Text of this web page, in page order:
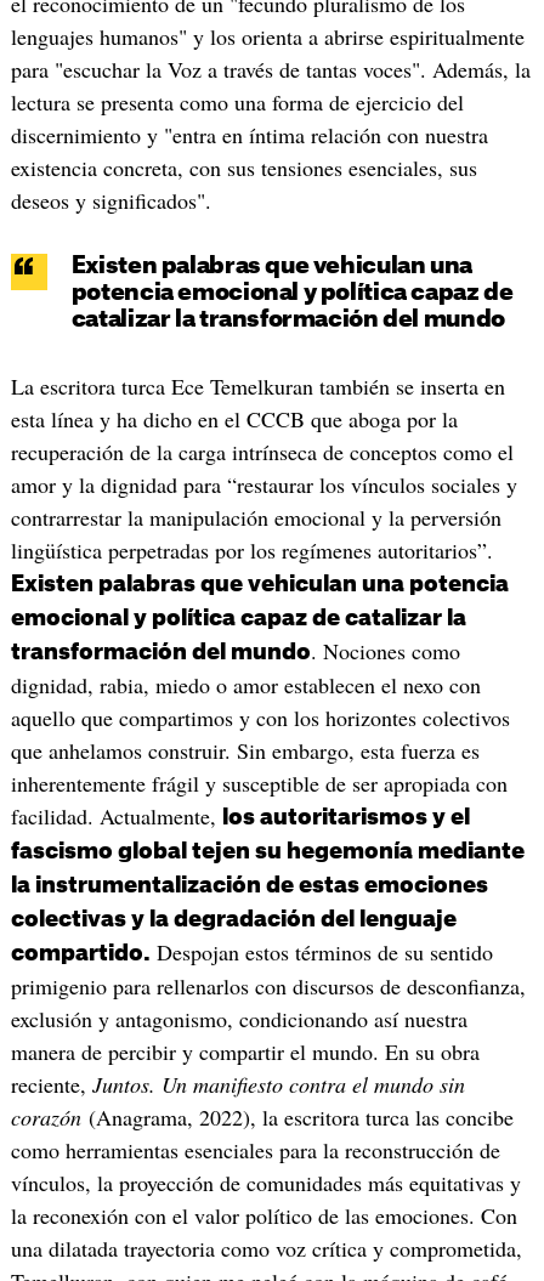
lenguajes humanos" y los orienta a abrirse espiritualmente
para "escuchar la Voz a través de tantas voces". Además, la
lectura se presenta como una forma de ejercicio del
discernimiento y "entra en íntima relación con nuestra
existencia concreta, con sus tensiones esenciales, sus
deseos y significados".
Existen palabras que vehiculan una
potencia emocional y política capaz de
catalizar la transformación del mundo
La escritora turca Ece Temelkuran también se inserta en
esta línea y ha dicho en el CCCB que aboga por la
recuperación de la carga intrínseca de conceptos como el
amor y la dignidad para “restaurar los vínculos sociales y
contrarrestar la manipulación emocional y la perversión
lingüística perpetradas por los regímenes autoritarios”.
Existen palabras que vehiculan una potencia
emocional y política capaz de catalizar la
transformación del mundo. Nociones como
dignidad, rabia, miedo o amor establecen el nexo con
aquello que compartimos y con los horizontes colectivos
que anhelamos construir. Sin embargo, esta fuerza es
inherentemente frágil y susceptible de ser apropiada con
facilidad. Actualmente,
los autoritarismos y el
fascismo global tejen su hegemonía mediante
la instrumentalización de estas emociones
colectivas y la degradación del lenguaje
compartido. Despojan estos términos de su sentido
primigenio para rellenarlos con discursos de desconfianza,
exclusión y antagonismo, condicionando así nuestra
manera de percibir y compartir el mundo. En su obra
reciente, Juntos. Un manifiesto contra el mundo sin
corazón (Anagrama, 2022), la escritora turca las concibe
como herramientas esenciales para la reconstrucción de
vínculos, la proyección de comunidades más equitativas y
la reconexión con el valor político de las emociones. Con
una dilatada trayectoria como voz crítica y comprometida,